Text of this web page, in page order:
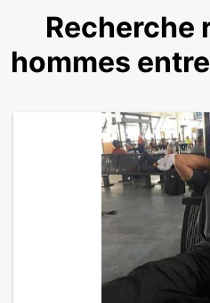
Recherche
hommes